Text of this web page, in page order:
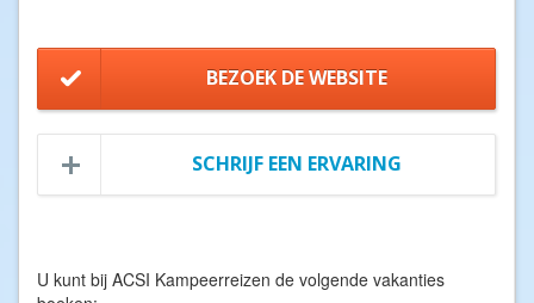
BEZOEK DE WEBSITE
SCHRIJF EEN ERVARING
U kunt bij ACSI Kampeerreizen de volgende vakanties